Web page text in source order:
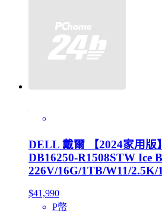
DELL 戴爾 【2024家用版
DB16250-R1508STW Ice
226V/16G/1TB/W11/2.5K/
$41,990
P幣